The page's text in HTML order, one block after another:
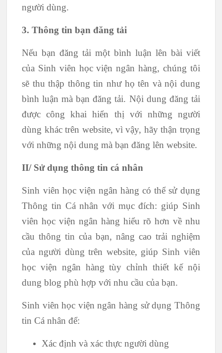
người dùng.
3. Thông tin bạn đăng tải
Nếu bạn đăng tải một bình luận lên bài viết
của Sinh viên học viện ngân hàng, chúng tôi
sẽ thu thập thông tin như họ tên và nội dung
bình luận mà bạn đăng tải. Nội dung đăng tải
được công khai hiển thị với những người
dùng khác trên website, vì vậy, hãy thận trọng
với những nội dung mà bạn đăng lên website.
II/ Sử dụng thông tin cá nhân
Sinh viên học viện ngân hàng có thể sử dụng
Thông tin Cá nhân với mục đích: giúp Sinh
viên học viện ngân hàng hiểu rõ hơn về nhu
cầu thông tin của bạn, nâng cao trải nghiệm
của người dùng trên website, giúp Sinh viên
học viện ngân hàng tùy chỉnh thiết kế nội
dung blog phù hợp với nhu cầu của bạn.
Sinh viên học viện ngân hàng sử dụng Thông
tin Cá nhân để:
Xác định và xác thực người dùng